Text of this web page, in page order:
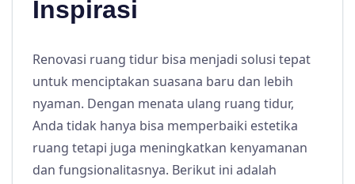
Inspirasi
Renovasi ruang tidur bisa menjadi solusi tepat
untuk menciptakan suasana baru dan lebih
nyaman. Dengan menata ulang ruang tidur,
Anda tidak hanya bisa memperbaiki estetika
ruang tetapi juga meningkatkan kenyamanan
dan fungsionalitasnya. Berikut ini adalah